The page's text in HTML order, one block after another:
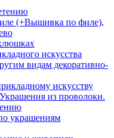
(+Вышивка по филе),
искусства
видам декоративно-
искусству
из проволоки.
украшениям